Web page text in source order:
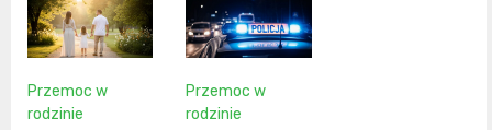
Przemoc w
rodzinie
Przemoc w
rodzinie